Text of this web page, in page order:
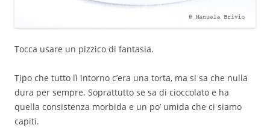
Tocca usare un pizzico di fantasia.
Tipo che tutto lì intorno c’era una torta, ma si sa che nulla
dura per sempre. Soprattutto se sa di cioccolato e ha
quella consistenza morbida e un po’ umida che ci siamo
capiti.